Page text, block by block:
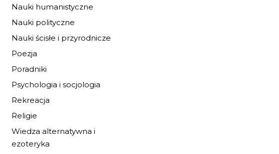
Nauki humanistyczne
Nauki polityczne
Nauki ścisłe i przyrodnicze
Poezja
Poradniki
Psychologia i socjologia
Rekreacja
Religie
Wiedza alternatywna i
ezoteryka